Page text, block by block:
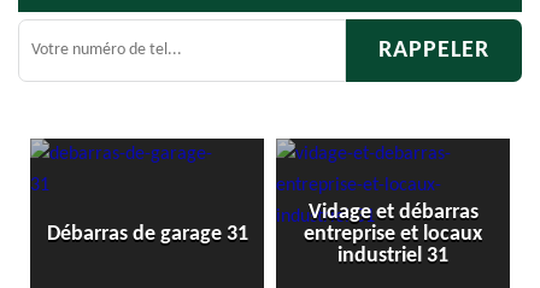
Débarras de garage 31
Vidage et débarras
entreprise et locaux
industriel 31